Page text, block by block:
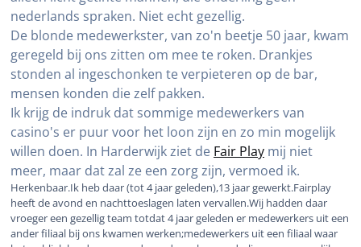
nederlands spraken. Niet echt gezellig.
De blonde medewerkster, van zo'n beetje 50 jaar, kwam
geregeld bij ons zitten om mee te roken. Drankjes
stonden al ingeschonken te verpieteren op de bar,
mensen konden die zelf pakken.
Ik krijg de indruk dat sommige medewerkers van
casino's er puur voor het loon zijn en zo min mogelijk
willen doen. In Harderwijk ziet de Fair Play mij niet
meer, maar dat zal ze een zorg zijn, vermoed ik.
Herkenbaar.Ik heb daar (tot 4 jaar geleden),13 jaar gewerkt.Fairplay
heeft de avond en nachttoeslagen laten vervallen.Wij hadden daar
vroeger een gezellig team totdat 4 jaar geleden er medewerkers uit een
ander filiaal bij ons kwamen werken;medewerkers uit een filiaal waar